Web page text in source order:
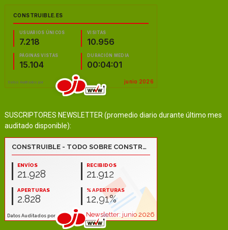
SUSCRIPTORES NEWSLETTER (promedio diario durante último mes
auditado disponible):